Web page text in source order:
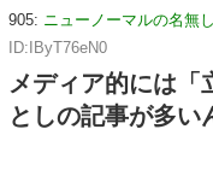
905: ニューノーマルの名無
ID:IByT76eN0
メディア的には「
としの記事が多い